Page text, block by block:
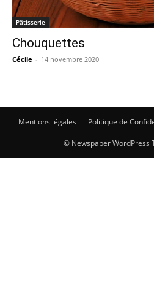
Pâtisserie
Chouquettes
Cécile - 14 novembre 2020
Mentions légales Politique de
© Newspaper WordPress